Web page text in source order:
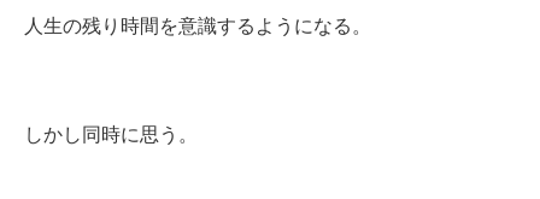
人生の残り時間を意識するようになる。
しかし同時に思う。